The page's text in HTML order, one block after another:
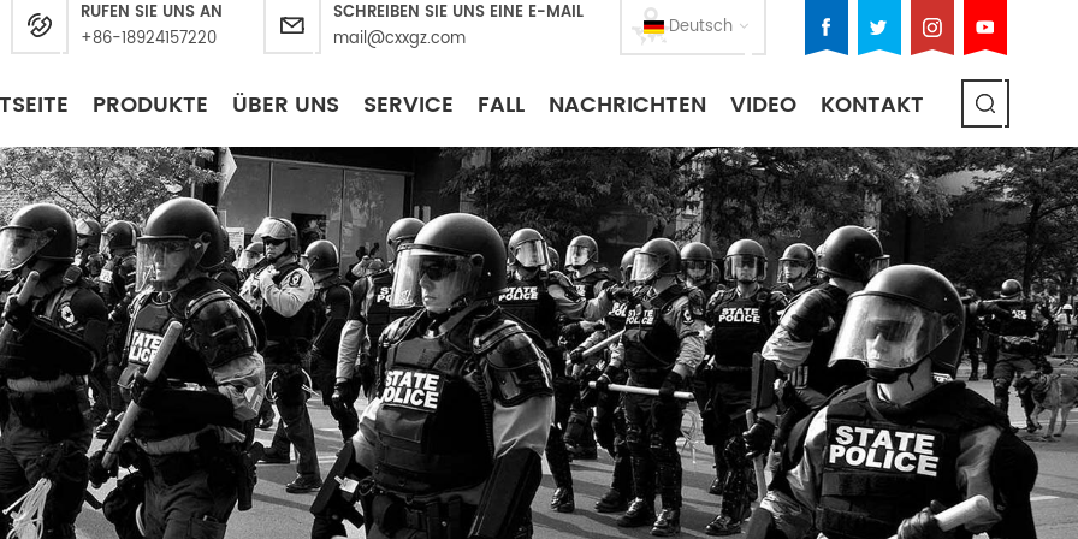
Deutsch
RUFEN SIE UNS AN
+86-18924157220
SCHREIBEN SIE UNS EINE E-MAIL
mail@cxxgz.com
PRODUKTE ÜBER UNS SERVICE FALL NACHRICHTEN VIDEO KONTAKT